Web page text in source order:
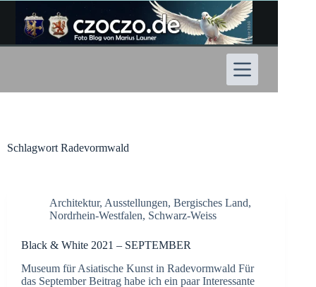
Inhalt
springen
Schlagwort Radevormwald
Architektur, Ausstellungen, Bergisches Land,
Nordrhein-Westfalen, Schwarz-Weiss
Black & White 2021 – SEPTEMBER
Museum für Asiatische Kunst in Radevormwald Für
das September Beitrag habe ich ein paar Interessante